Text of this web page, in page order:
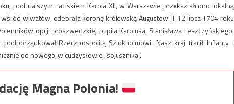
pod dalszym naciskiem Karola XII, w Warszawie przekształcono lokalną
wiwatów, odebrała koronę królewską Augustowi II. 12 lipca 1704 roku
opcji proszwedzkiej pupila Karolusa, Stanisława Leszczyńskiego.
Rzeczpospolitą Sztokholmowi. Nasz kraj tracił Inflanty i
od nowego, w cudzysłowie „sojusznika”.
Magna Polonia!